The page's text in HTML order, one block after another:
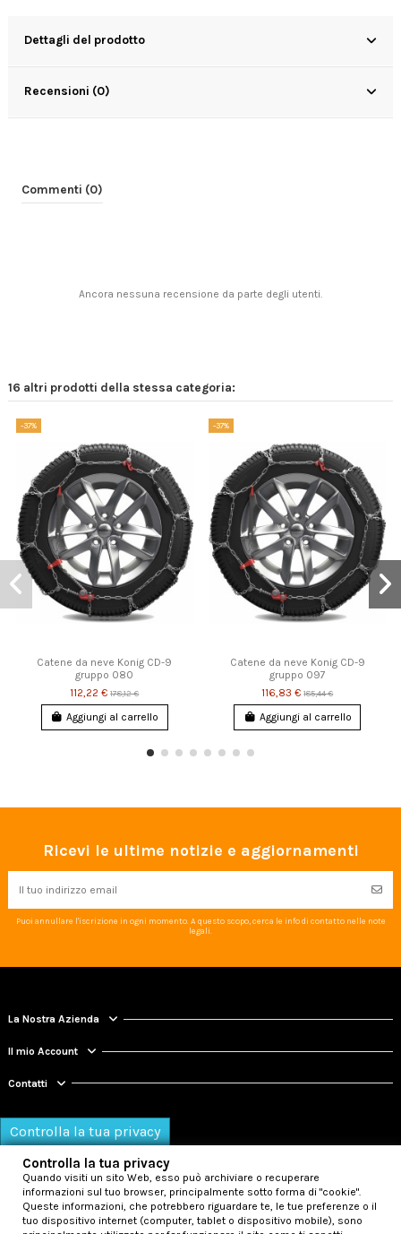
Dettagli del prodotto
Recensioni (0)
Commenti (0)
Ancora nessuna recensione da parte degli utenti.
16 altri prodotti della stessa categoria:
-37%
Catene da neve Konig CD-9
gruppo 080
112,22 €178,12 €
Aggiungi al carrello
-37%
Catene da neve Konig CD-9
gruppo 097
116,83 €185,44 €
Aggiungi al carrello
Ricevi le ultime notizie e aggiornamenti
Puoi annullare l'iscrizione in ogni momento. A questo scopo, cerca le info di contatto nelle note
legali.
La Nostra Azienda
Il mio Account
Contatti
Controlla la tua privacy
Controlla la tua privacy
Quando visiti un sito Web, esso può archiviare o recuperare
informazioni sul tuo browser, principalmente sotto forma di "cookie".
Queste informazioni, che potrebbero riguardare te, le tue preferenze o il
tuo dispositivo internet (computer, tablet o dispositivo mobile), sono